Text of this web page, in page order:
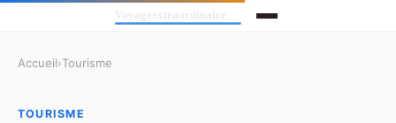
Accueil›Tourisme
TOURISME